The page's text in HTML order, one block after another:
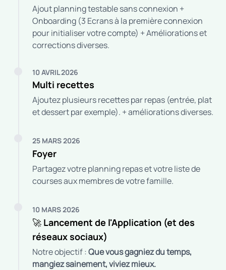
Ajout planning testable sans connexion +
Onboarding (3 Ecrans à la première connexion
pour initialiser votre compte) + Améliorations et
corrections diverses.
10 AVRIL 2026
Multi recettes
Ajoutez plusieurs recettes par repas (entrée, plat
et dessert par exemple). + améliorations diverses.
25 MARS 2026
Foyer
Partagez votre planning repas et votre liste de
courses aux membres de votre famille.
10 MARS 2026
🚀 Lancement de l'Application (et des
réseaux sociaux)
Notre objectif :Que vous gagniez du temps,
mangiez sainement, viviez mieux.